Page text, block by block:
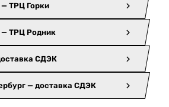
ТРЦ Горки
ТРЦ Родник
СДЭК
— доставка СДЭК